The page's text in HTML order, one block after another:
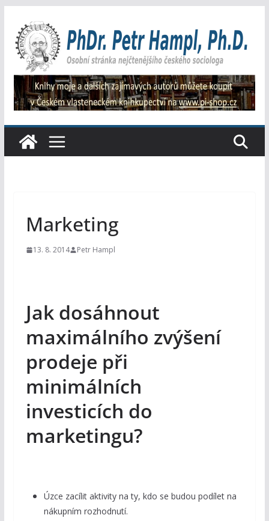
obsah
Marketing
13. 8. 2014 Petr Hampl
Jak dosáhnout
maximálního zvýšení
prodeje při
minimálních
investicích do
marketingu?
Úzce zacílit aktivity na ty, kdo se budou podílet na
nákupním rozhodnutí.